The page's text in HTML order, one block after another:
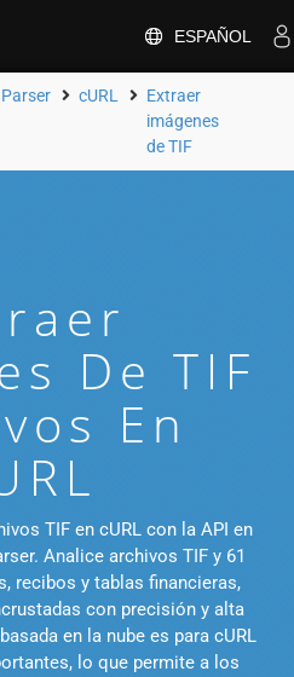
ESPAÑOL
cURL
Extraer
imágenes
de TIF
De TIF
En
TIF en cURL con la API en
Analice archivos TIF y 61
recibos y tablas financieras,
con precisión y alta
en la nube es para cURL
lo que permite a los